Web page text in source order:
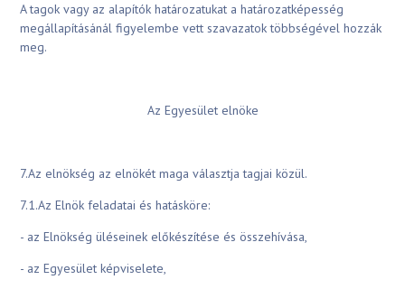
A tagok vagy az alapítók határozatukat a határozatképesség
megállapításánál figyelembe vett szavazatok többségével hozzák
meg.
Az Egyesület elnöke
7.Az elnökség az elnökét maga választja tagjai közül.
7.1.Az Elnök feladatai és hatásköre:
- az Elnökség üléseinek előkészítése és összehívása,
- az Egyesület képviselete,